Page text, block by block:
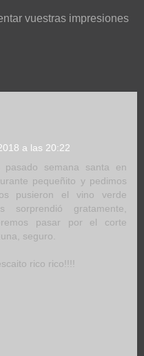
vuestras impresiones
a las 20:22
semana santa en
pequeñito y pedimos
pusieron el vino verde
sorprendió gratamente,
pasar por el corte
seguro.
rico rico!!!!